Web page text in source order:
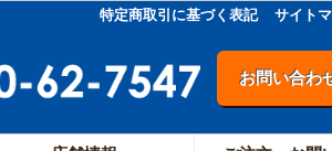
特定商取引に基づく表記 サイト
お問い合わ